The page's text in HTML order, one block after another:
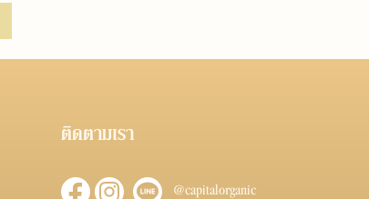
ติดตามเรา
@capitalorganic